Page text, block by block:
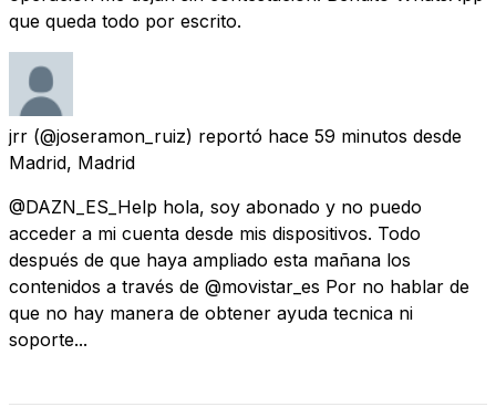
que queda todo por escrito.
jrr (@joseramon_ruiz) reportó hace 59 minutos desde
Madrid, Madrid
@DAZN_ES_Help hola, soy abonado y no puedo
acceder a mi cuenta desde mis dispositivos. Todo
después de que haya ampliado esta mañana los
contenidos a través de @movistar_es Por no hablar de
que no hay manera de obtener ayuda tecnica ni
soporte...